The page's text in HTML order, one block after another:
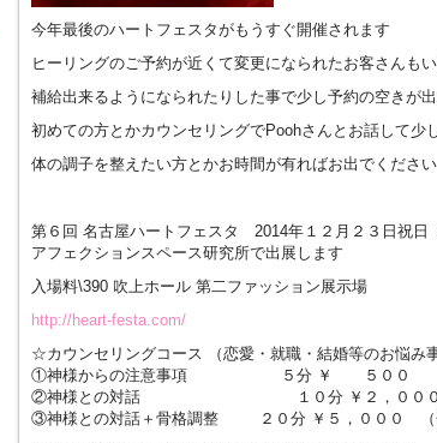
今年最後のハートフェスタがもうすぐ開催されます
ヒーリングのご予約が近くて変更になられたお客さんも
補給出来るようになられたりした事で少し予約の空きが
初めての方とかカウンセリングでPoohさんとお話して少
体の調子を整えたい方とかお時間が有ればお出でください
第６回 名古屋ハートフェスタ 2014年１２月２３日祝
アフェクションスペース研究所で出展します
入場料\390 吹上ホール 第二ファッション展示場
http://heart-festa.com/
☆カウンセリングコース （恋愛・就職・結婚等のお悩み
①神様からの注意事項 ５分 ￥ ５００
②神様との対話 １０分 ￥２，０００ （
③神様との対話＋骨格調整 ２０分 ￥５，０００ （